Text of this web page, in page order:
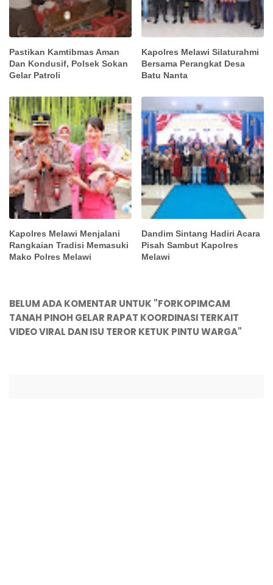
Pastikan Kamtibmas Aman
Dan Kondusif, Polsek Sokan
Gelar Patroli
Kapolres Melawi Silaturahmi
Bersama Perangkat Desa
Batu Nanta
Kapolres Melawi Menjalani
Rangkaian Tradisi Memasuki
Mako Polres Melawi
Dandim Sintang Hadiri Acara
Pisah Sambut Kapolres
Melawi
BELUM ADA KOMENTAR UNTUK "FORKOPIMCAM
TANAH PINOH GELAR RAPAT KOORDINASI TERKAIT
VIDEO VIRAL DAN ISU TEROR KETUK PINTU WARGA"